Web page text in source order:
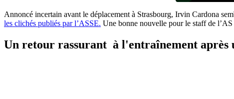
Annoncé incertain avant le déplacement à Strasbourg, Irvin Cardona
les clichés publiés par l’ASSE. Une bonne nouvelle pour le staff de l’AS
Un retour rassurant à l'entraînement après